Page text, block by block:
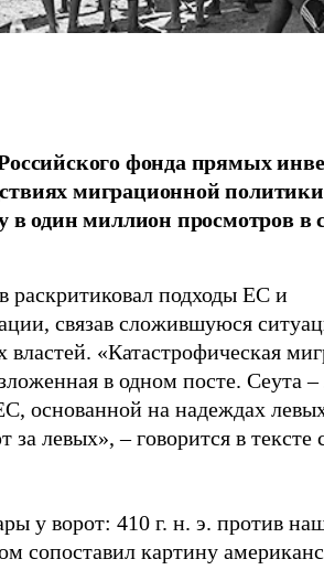
фонда прямых
миграционной
в один миллион просмотров в
раскритиковал подходы ЕС и
связав сложившуюся
«Катастрофическая
в одном посте. Сеута
основанной на надеждах
левых», – говорится в тексте
у ворот: 410 г. н. э. против
сопоставил картину